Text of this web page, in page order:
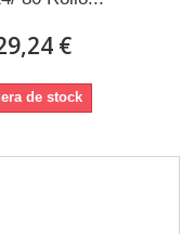
€
de stock